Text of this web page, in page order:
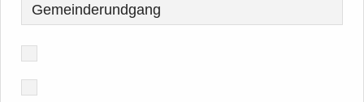
Gemeinderundgang